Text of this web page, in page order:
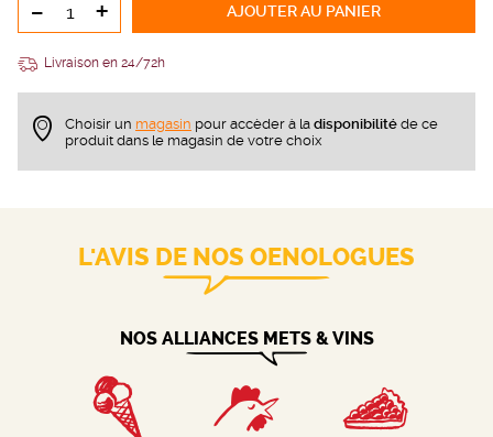
- + AJOUTERAU PANIER
Livraison en 24/72h
Choisir un magasin pour accèder à la disponibilité de ce
produit dans le magasin de votre choix
L'AVIS DE NOS OENOLOGUES
NOS ALLIANCES METS & VINS